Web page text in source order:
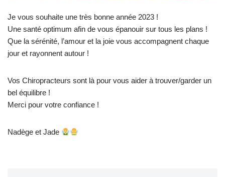
Je vous souhaite une très bonne année 2023 !
Une santé optimum afin de vous épanouir sur tous les plans !
Que la sérénité, l’amour et la joie vous accompagnent chaque
jour et rayonnent autour !
Vos Chiropracteurs sont là pour vous aider à trouver/garder un
bel équilibre !
Merci pour votre confiance !
Nadège et Jade